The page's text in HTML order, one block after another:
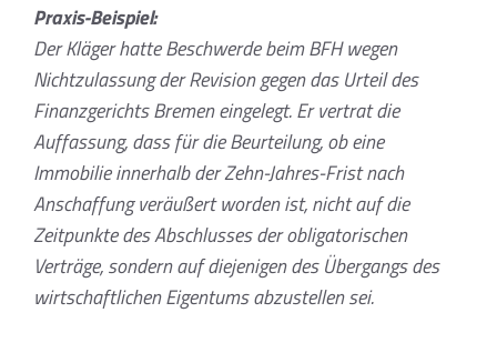
Praxis-Beispiel:
Der Kläger hatte Beschwerde beim BFH wegen
Nichtzulassung der Revision gegen das Urteil des
Finanzgerichts Bremen eingelegt. Er vertrat die
Auffassung, dass für die Beurteilung, ob eine
Immobilie innerhalb der Zehn-Jahres-Frist nach
Anschaffung veräußert worden ist, nicht auf die
Zeitpunkte des Abschlusses der obligatorischen
Verträge, sondern auf diejenigen des Übergangs des
wirtschaftlichen Eigentums abzustellen sei.